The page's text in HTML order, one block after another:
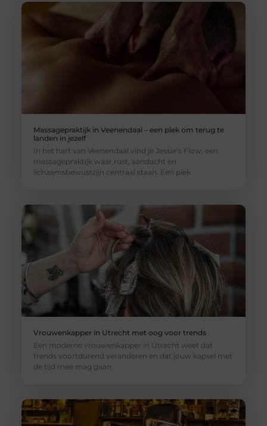
Massagepraktijk in Veenendaal – een plek om terug te
landen in jezelf
In het hart van Veenendaal vind je Jessie’s Flow, een
massagepraktijk waar rust, aandacht en
lichaamsbewustzijn centraal staan. Een plek
Vrouwenkapper in Utrecht met oog voor trends
Een moderne vrouwenkapper in Utrecht weet dat
trends voortdurend veranderen en dat jouw kapsel met
de tijd mee mag gaan.